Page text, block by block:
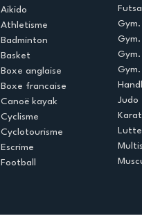
Aikido
Athletisme
Badminton
Basket
Boxe anglaise
Boxe francaise
Canoë kayak
Cyclisme
Cyclotourisme
Escrime
Football
Judo
Lutte